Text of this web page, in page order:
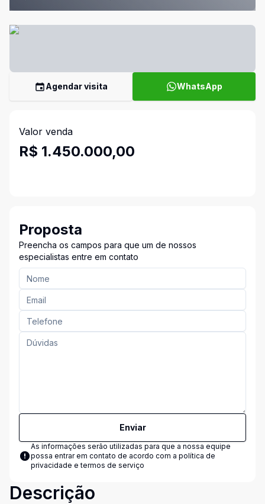
Agendar visita WhatsApp
Valor venda
R$ 1.450.000,00
Proposta
Preencha os campos para que um de nossos
especialistas entre em contato
Enviar
As informações serão utilizadas para que a nossa equipe
possa entrar em contato de acordo com a política de
privacidade e termos de serviço
Descrição